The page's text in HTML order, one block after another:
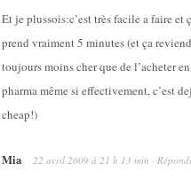
Et je plussois:c’est très facile a faire et
prend vraiment 5 minutes (et ça
toujours moins cher que de l’acheter en
pharma même si effectivement, c’est
cheap!)
Mia 22 avril 2009 à 21 h 13 min ·